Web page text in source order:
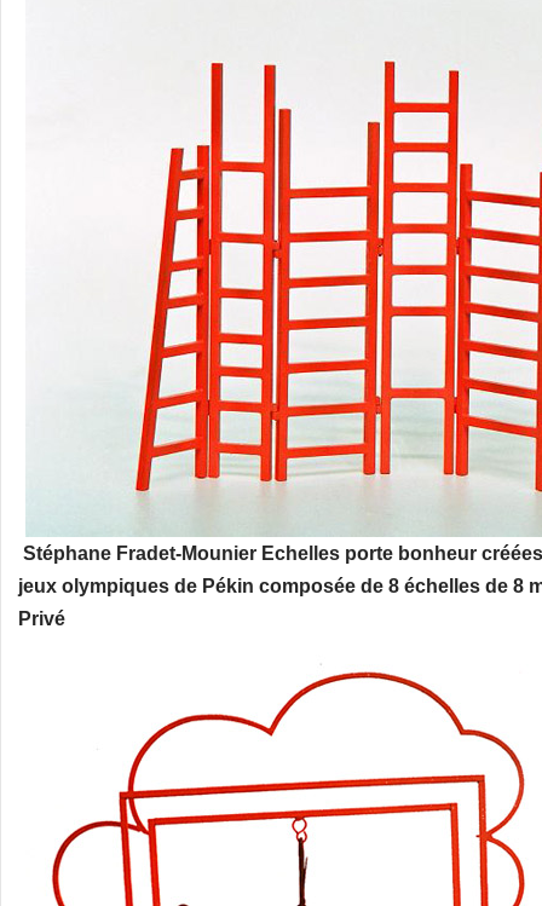
Stéphane Fradet-Mounier Echelles porte bonheur
jeux olympiques de Pékin composée de 8 échelles de 8
Privé